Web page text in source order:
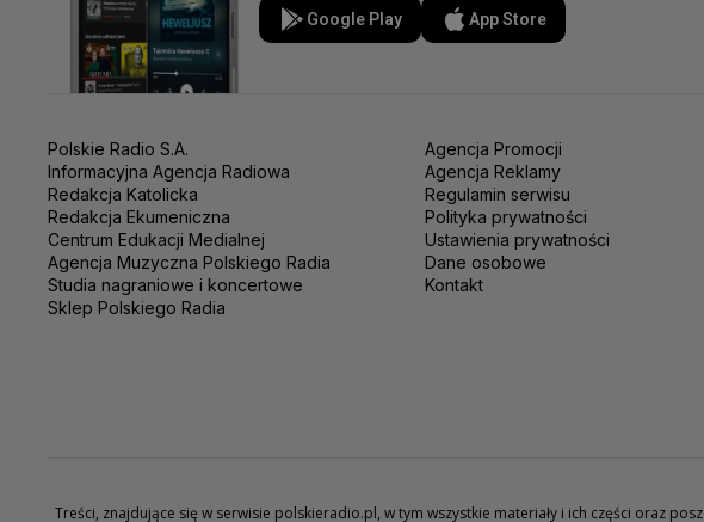
Google Play App Store
Polskie Radio S.A.
Informacyjna Agencja Radiowa
Redakcja Katolicka
Redakcja Ekumeniczna
Centrum Edukacji Medialnej
Agencja Muzyczna Polskiego Radia
Studia nagraniowe i koncertowe
Sklep Polskiego Radia
Agencja Promocji
Agencja Reklamy
Regulamin serwisu
Polityka prywatności
Ustawienia prywatności
Dane osobowe
Kontakt
Treści, znajdujące się w serwisie polskieradio.pl, w tym wszystkie materiały i ich części oraz